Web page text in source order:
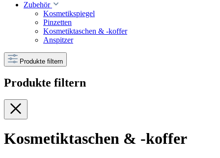
Zubehör
Kosmetikspiegel
Pinzetten
Kosmetiktaschen & -koffer
Anspitzer
Produkte filtern
Produkte filtern
Kosmetiktaschen & -koffer